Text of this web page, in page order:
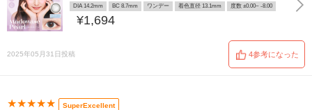
DIA 14.2mm BC 8.7mm ワンデー 着色直径 13.1mm 度数 ±0.00~ -8.00
¥1,694
2025年05月31日投稿 4参考になった
★★★★★ SuperExcellent